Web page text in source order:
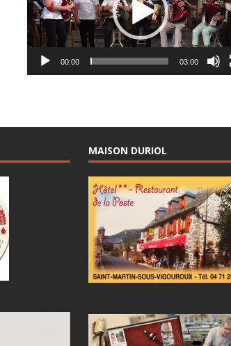
00:00 03:00
MAISON DURIOL